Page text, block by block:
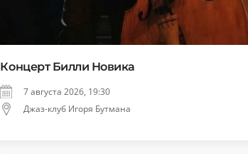
Концерт Билли Новика
7 августа 2026, 19:30
Джаз-клуб Игоря Бутмана